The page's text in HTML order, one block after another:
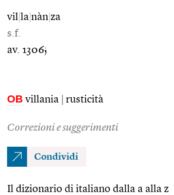
vil la nàn za
s.f.
av. 1306;
OB villania rusticità
Correzioni e suggerimenti
Condividi
Il dizionario di italiano dalla a alla z